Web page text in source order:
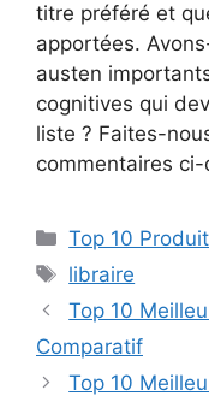
titre préféré et
apportées.
austen
cognitives qui
liste ? Faites-
commentaires
Top 10
libraire
Top 10
Comparatif
Top 10